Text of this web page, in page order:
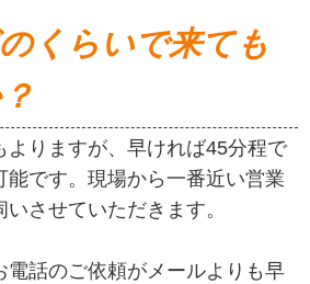
くらいで来ても
よりますが、早ければ45分程で
能です。現場から一番近い営業
させていただきます。
電話のご依頼がメールよりも早